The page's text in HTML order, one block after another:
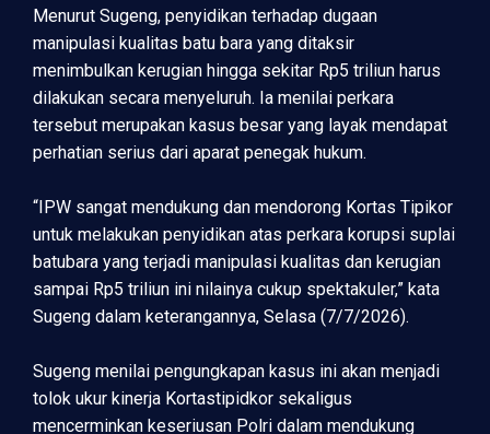
Menurut Sugeng, penyidikan terhadap dugaan
manipulasi kualitas batu bara yang ditaksir
menimbulkan kerugian hingga sekitar Rp5 triliun harus
dilakukan secara menyeluruh. Ia menilai perkara
tersebut merupakan kasus besar yang layak mendapat
perhatian serius dari aparat penegak hukum.
“IPW sangat mendukung dan mendorong Kortas Tipikor
untuk melakukan penyidikan atas perkara korupsi suplai
batubara yang terjadi manipulasi kualitas dan kerugian
sampai Rp5 triliun ini nilainya cukup spektakuler,” kata
Sugeng dalam keterangannya, Selasa (7/7/2026).
Sugeng menilai pengungkapan kasus ini akan menjadi
tolok ukur kinerja Kortastipidkor sekaligus
mencerminkan keseriusan Polri dalam mendukung